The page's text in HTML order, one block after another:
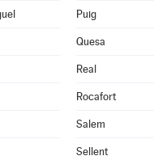
Puig
Quesa
Real
Rocafort
Salem
Sellent